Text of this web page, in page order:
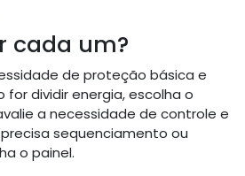
cada um?
de proteção básica e
for dividir energia, escolha o
a necessidade de controle e
sequenciamento ou
o painel.